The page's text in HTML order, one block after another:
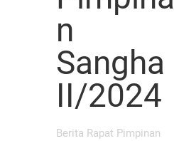
n
Sangha
II/2024
Berita Rapat Pimpinan